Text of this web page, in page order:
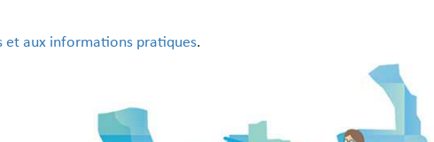
et aux informations pratiques.